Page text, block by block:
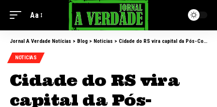
Aa
Jornal A Verdade Notícias > Blog > Noticias > Cidade do RS vira capital da Pós-Colheita de Grãos; entenda o que isso significa
NOTICIAS
Cidade do RS vira
capital da Pós-